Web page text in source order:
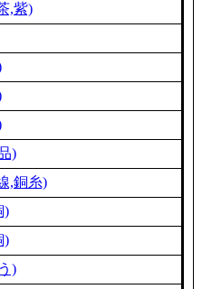
,紫)
)
,銅糸)
)
)
)